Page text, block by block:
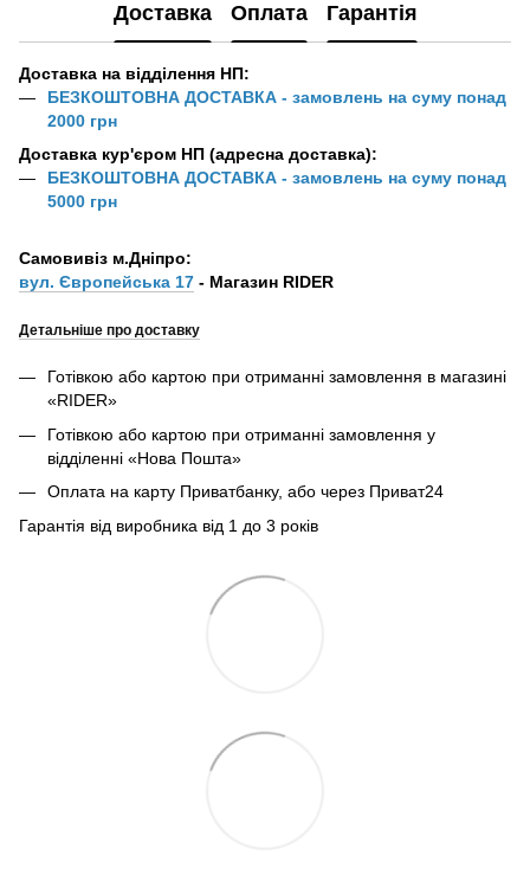
Доставка Оплата Гарантія
Доставка на відділення НП:
БЕЗКОШТОВНА ДОСТАВКА - замовлень на суму понад
2000 грн
Доставка кур'єром НП (адресна доставка):
БЕЗКОШТОВНА ДОСТАВКА - замовлень на суму понад
5000 грн
Самовивіз м.Дніпро:
вул. Європейська 17 - Магазин RIDER
Детальніше про доставку
Готівкою або картою при отриманні замовлення в магазині
«RIDER»
Готівкою або картою при отриманні замовлення у
відділенні «Нова Пошта»
Оплата на карту Приватбанку, або через Приват24
Гарантія від виробника від 1 до 3 років